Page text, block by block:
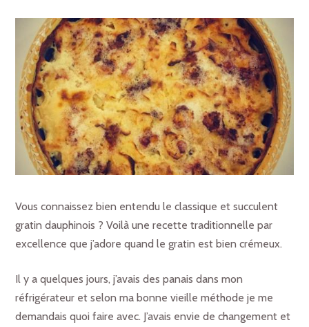
Vous connaissez bien entendu le classique et succulent
gratin dauphinois ? Voilà une recette traditionnelle par
excellence que j’adore quand le gratin est bien crémeux.
Il y a quelques jours, j’avais des panais dans mon
réfrigérateur et selon ma bonne vieille méthode je me
demandais quoi faire avec. J’avais envie de changement et